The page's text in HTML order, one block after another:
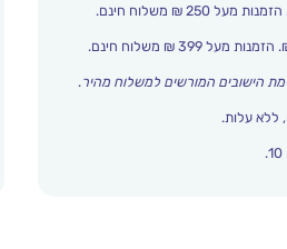
הישובים המורשים למשלוח מהיר.
ללא עלות.